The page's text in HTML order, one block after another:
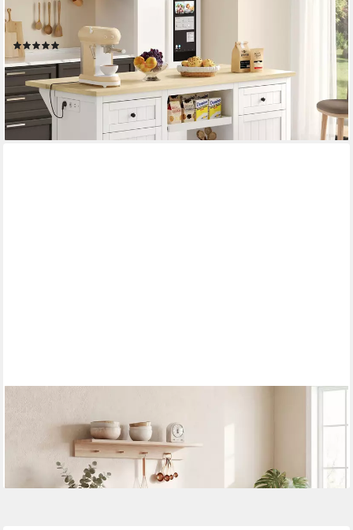
5 Schubladen, 2 Ausziehböden, klappbare Erweiterungsplatte &
integrierte Steckdosen, 1 St., 150×65×75 cm), mit Schublade
(2)
ab 255,99 € UVP 399,99 €
-36%
lieferbar - in 6-7 Werktagen bei dir
HOMCOM
Sideboard (Küchenschrank, 1 St., Aufbewahrungsschrank), 110 x
40 x 80 cm Weiß
128,90 €
lieferbar - in 2-3 Werktagen bei dir